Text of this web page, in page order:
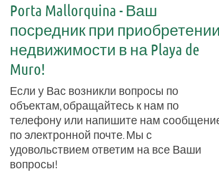
Porta Mallorquina - Ваш
посредник при
недвижимости в на Playa de
Muro!
Если у Вас возникли вопросы по
объектам, обращайтесь к нам по
телефону или напишите нам
по электронной почте. Мы с
удовольствием ответим на все Ваши
вопросы!